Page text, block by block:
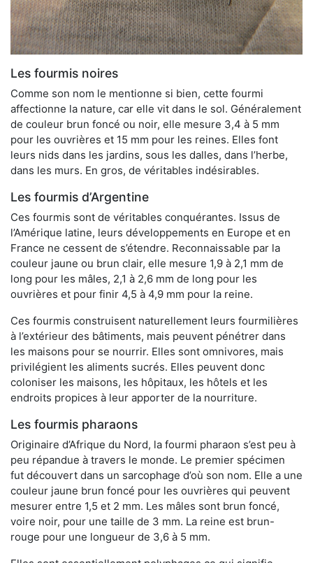
Les fourmis noires
Comme son nom le mentionne si bien, cette fourmi
affectionne la nature, car elle vit dans le sol. Généralement
de couleur brun foncé ou noir, elle mesure 3,4 à 5 mm
pour les ouvrières et 15 mm pour les reines. Elles font
leurs nids dans les jardins, sous les dalles, dans l’herbe,
dans les murs. En gros, de véritables indésirables.
Les fourmis d’Argentine
Ces fourmis sont de véritables conquérantes. Issus de
l’Amérique latine, leurs développements en Europe et en
France ne cessent de s’étendre. Reconnaissable par la
couleur jaune ou brun clair, elle mesure 1,9 à 2,1 mm de
long pour les mâles, 2,1 à 2,6 mm de long pour les
ouvrières et pour finir 4,5 à 4,9 mm pour la reine.
Ces fourmis construisent naturellement leurs fourmilières
à l’extérieur des bâtiments, mais peuvent pénétrer dans
les maisons pour se nourrir. Elles sont omnivores, mais
privilégient les aliments sucrés. Elles peuvent donc
coloniser les maisons, les hôpitaux, les hôtels et les
endroits propices à leur apporter de la nourriture.
Les fourmis pharaons
Originaire d’Afrique du Nord, la fourmi pharaon s’est peu à
peu répandue à travers le monde. Le premier spécimen
fut découvert dans un sarcophage d’où son nom. Elle a une
couleur jaune brun foncé pour les ouvrières qui peuvent
mesurer entre 1,5 et 2 mm. Les mâles sont brun foncé,
voire noir, pour une taille de 3 mm. La reine est brun-
rouge pour une longueur de 3,6 à 5 mm.